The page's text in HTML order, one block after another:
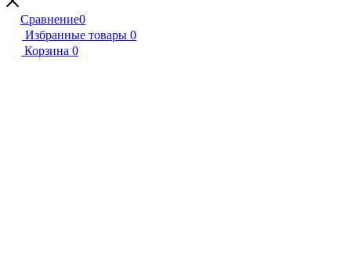
Сравнение0
Избранные товары 0
Корзина 0